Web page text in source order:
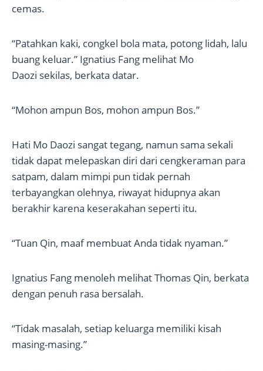
cemas.
“Patahkan kaki, congkel bola mata, potong lidah, lalu
buang keluar.” Ignatius Fang melihat Mo
Daozi sekilas, berkata datar.
“Mohon ampun Bos, mohon ampun Bos.”
Hati Mo Daozi sangat tegang, namun sama sekali
tidak dapat melepaskan diri dari cengkeraman para
satpam, dalam mimpi pun tidak pernah
terbayangkan olehnya, riwayat hidupnya akan
berakhir karena keserakahan seperti itu.
“Tuan Qin, maaf membuat Anda tidak nyaman.”
Ignatius Fang menoleh melihat Thomas Qin, berkata
dengan penuh rasa bersalah.
“Tidak masalah, setiap keluarga memiliki kisah
masing-masing.”